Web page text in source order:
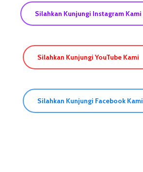
Silahkan Kunjungi Instagram Kami
Silahkan Kunjungi YouTube Kami
Silahkan Kunjungi Facebook Kami